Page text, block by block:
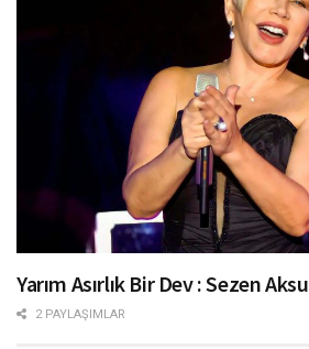
Yarım Asırlık Bir Dev : Sezen Aksu
2 PAYLAŞIMLAR